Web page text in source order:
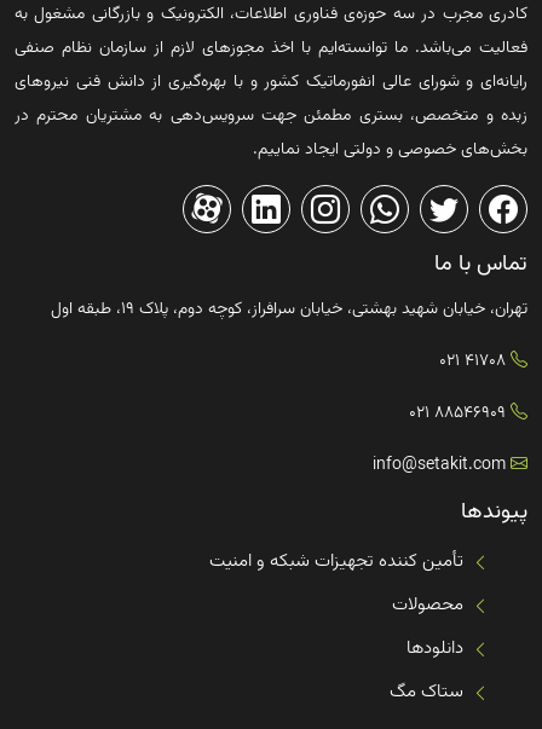
کادری مجرب در سه حوزه‌ی فناوری اطلاعات، الکترونیک و بازرگانی مشغول به
فعالیت می‌باشد. ما توانسته‌ایم با اخذ مجوزهای لازم از سازمان نظام صنفی
رایانه‌ای و شورای عالی انفورماتیک کشور و با بهره‌گیری از دانش فنی نیروهای
زبده و متخصص، بستری مطمئن جهت سرویس‌دهی به مشتریان محترم در
بخش‌های خصوصی و دولتی ایجاد نماییم.
تماس با ما
تهران، خیابان شهید بهشتی، خیابان سرافراز، کوچه دوم، پلاک ۱۹، طبقه اول
41708 021
88546909 021
info@setakit.com
پیوندها
تأمین کننده تجهیزات شبکه و امنیت
محصولات
دانلودها
ستاک مگ